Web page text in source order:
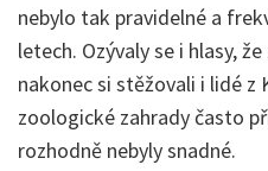
nebylo tak pravidelné a
letech. Ozývaly se i hlasy,
nakonec si stěžovali i lidé z
zoologické zahrady často
rozhodně nebyly snadné.